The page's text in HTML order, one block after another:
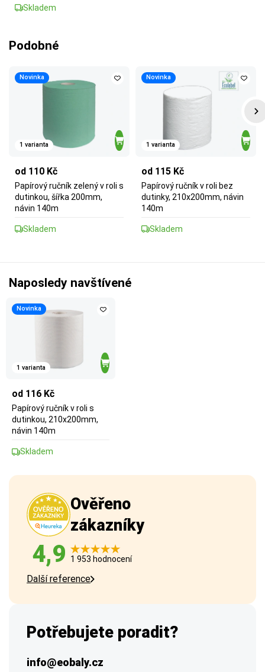
Skladem
Podobné
Novinka
1 varianta
od 110 Kč
Papírový ručník zelený v roli s
dutinkou, šířka 200mm,
návin 140m
Skladem
Novinka
1 varianta
od 115 Kč
Papírový ručník v roli bez
dutinky, 210x200mm, návin
140m
Skladem
Naposledy navštívené
Novinka
1 varianta
od 116 Kč
Papírový ručník v roli s
dutinkou, 210x200mm,
návin 140m
Skladem
Ověřeno
zákazníky
4,9 1 953 hodnocení
Další reference
Potřebujete poradit?
info@eobaly.cz